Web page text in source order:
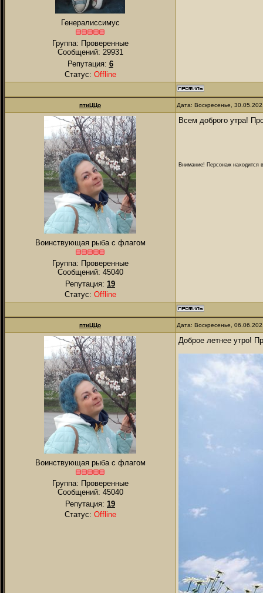
Генералиссимус
Группа: Проверенные
Сообщений: 29931
Репутация: 6
Статус: Offline
птиЦЦо Дата: Воскресенье,
Воинствующая рыба с флагом
Группа: Проверенные
Сообщений: 45040
Репутация: 19
Статус: Offline
Всем доброго утра!
Внимание! Персонаж находится
птиЦЦо Дата: Воскресенье,
Воинствующая рыба с флагом
Группа: Проверенные
Сообщений: 45040
Репутация: 19
Статус: Offline
Доброе летнее утро!